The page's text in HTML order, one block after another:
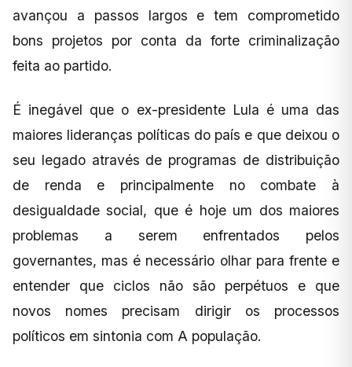
avançou a passos largos e tem comprometido
bons projetos por conta da forte criminalização
feita ao partido.
É inegável que o ex-presidente Lula é uma das
maiores lideranças políticas do país e que deixou o
seu legado através de programas de distribuição
de renda e principalmente no combate à
desigualdade social, que é hoje um dos maiores
problemas a serem enfrentados pelos
governantes, mas é necessário olhar para frente e
entender que ciclos não são perpétuos e que
novos nomes precisam dirigir os processos
políticos em sintonia com A população.